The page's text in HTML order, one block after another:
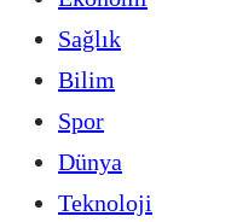
Sağlık
Bilim
Spor
Dünya
Teknoloji